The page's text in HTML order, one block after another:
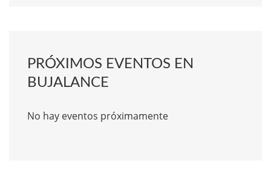
PRÓXIMOS EVENTOS EN
BUJALANCE
No hay eventos próximamente